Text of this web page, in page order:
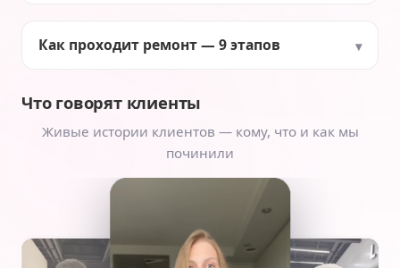
Как проходит ремонт — 9 этапов
Что говорят клиенты
Живые истории клиентов — кому, что и как мы
починили